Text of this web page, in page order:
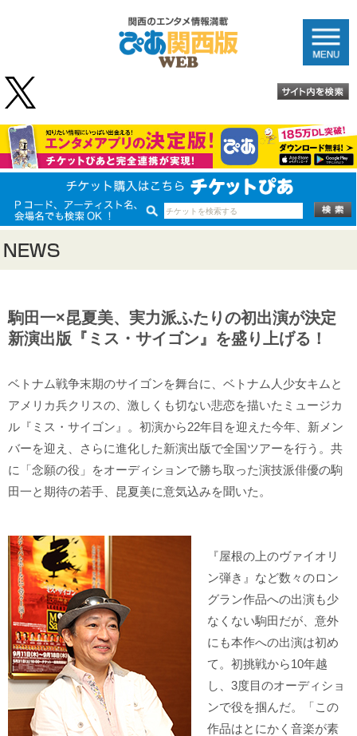
駒田一×昆夏美、実力派ふたりの初出演が決定
新演出版『ミス・サイゴン』を盛り上げる！
ベトナム戦争末期のサイゴンを舞台に、ベトナム人少女キムと
アメリカ兵クリスの、激しくも切ない悲恋を描いたミュージカ
ル『ミス・サイゴン』。初演から22年目を迎えた今年、新メン
バーを迎え、さらに進化した新演出版で全国ツアーを行う。共
に「念願の役」をオーディションで勝ち取った演技派俳優の駒
田一と期待の若手、昆夏美に意気込みを聞いた。
『屋根の上のヴァイオリ
ン弾き』など数々のロン
グラン作品への出演も少
なくない駒田だが、意外
にも本作への出演は初め
て。初挑戦から10年越
し、3度目のオーディショ
ンで役を掴んだ。「この
作品はとにかく音楽が素